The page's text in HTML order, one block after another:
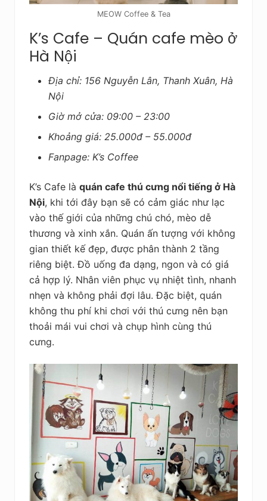
MEOW Coffee & Tea
K’s Cafe – Quán cafe mèo ở
Hà Nội
Địa chỉ: 156 Nguyễn Lân, Thanh Xuân, Hà
Nội
Giờ mở cửa: 09:00 – 23:00
Khoảng giá: 25.000đ – 55.000đ
Fanpage: K’s Coffee
K’s Cafe là quán cafe thú cưng nổi tiếng ở Hà
Nội, khi tới đây bạn sẽ có cảm giác như lạc
vào thế giới của những chú chó, mèo dễ
thương và xinh xắn. Quán ấn tượng với không
gian thiết kế đẹp, được phân thành 2 tầng
riêng biệt. Đồ uống đa dạng, ngon và có giá
cả hợp lý. Nhân viên phục vụ nhiệt tình, nhanh
nhẹn và không phải đợi lâu. Đặc biệt, quán
không thu phí khi chơi với thú cưng nên bạn
thoải mái vui chơi và chụp hình cùng thú
cưng.